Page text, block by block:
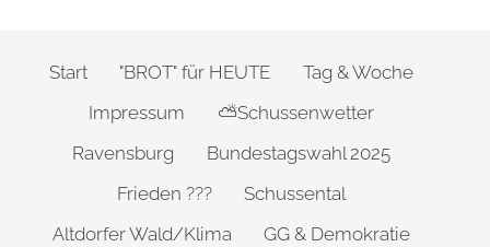
Start "BROT" für HEUTE
Tag & Woche
Impressum
⛅Schussenwetter
Ravensburg
Bundestagswahl 2025
Frieden ???
Schussental
Altdorfer Wald/Klima
GG & Demokratie